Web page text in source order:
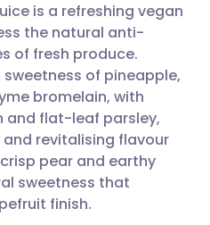
teilen
Facebook
LinkedIn
X
🇩🇪 Deutsch
🇫🇷 Français
🇵🇹
is a refreshing vegan
the natural anti-
of fresh produce.
of pineapple,
bromelain, with
and flat-leaf parsley,
revitalising flavour
pear and earthy
sweetness that
finish.